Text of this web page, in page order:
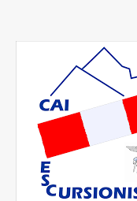
PUBBLICAZIONI
LINK